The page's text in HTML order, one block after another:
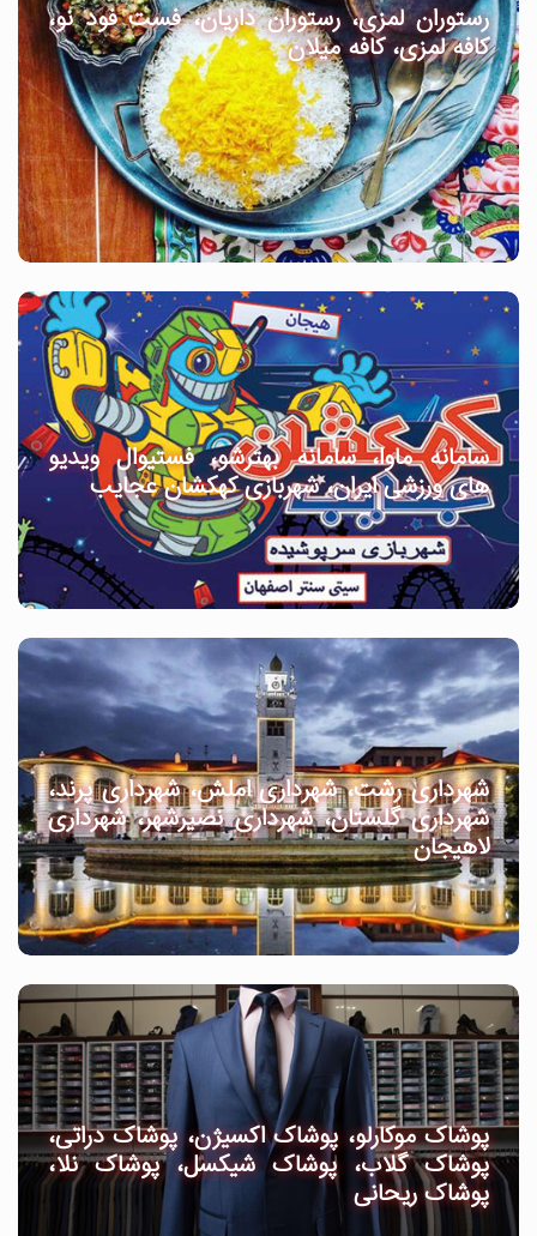
رستوران لمزی، رستوران داریان، فست فود نو،
کافه لمزی، کافه میلان
سامانه ماوا، سامانه بهترشو، فستیوال ویدیو
های ورزشی ایران، شهربازی کهکشان عجایب
شهرداری رشت، شهرداری املش، شهرداری پرند،
شهرداری گلستان، شهرداری نصیرشهر، شهرداری
لاهیجان
پوشاک موکارلو، پوشاک اکسیژن، پوشاک دراتی،
پوشاک گلاب، پوشاک شیکسل، پوشاک نلا،
پوشاک ریحانی